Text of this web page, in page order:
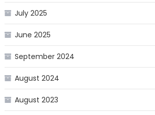
July 2025
June 2025
September 2024
August 2024
August 2023